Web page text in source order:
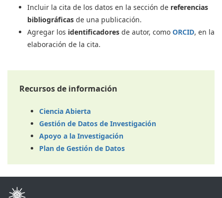
Incluir la cita de los datos en la sección de referencias
bibliográficas de una publicación.
Agregar los identificadores de autor, como ORCID, en la
elaboración de la cita.
Recursos de información
Ciencia Abierta
Gestión de Datos de Investigación
Apoyo a la Investigación
Plan de Gestión de Datos